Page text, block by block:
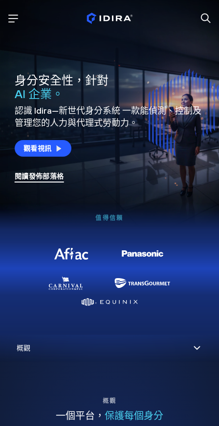
身分安全性，針對
AI 企業。
認識 Idira—新世代身分系統一款能偵測、控制及
管理您的人力與代理式勞動力。
觀看視訊
閱讀發佈部落格
值得信賴
概觀
一個平台， 保護每個身分